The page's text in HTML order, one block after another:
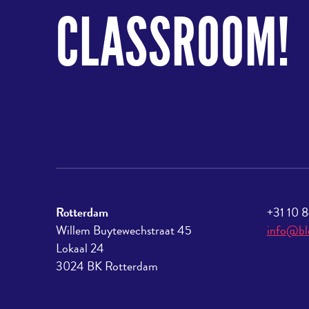
CLASSROOM!
Rotterdam
Willem Buytewechstraat 45
Lokaal 24
3024 BK Rotterdam
+31 10